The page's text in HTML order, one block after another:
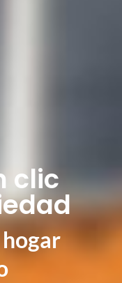
clic